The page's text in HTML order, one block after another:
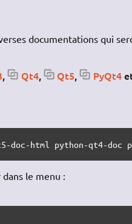
documentations qui
, Qt4, Qt5, PyQt4
doc-html python-qt4-doc
le menu :